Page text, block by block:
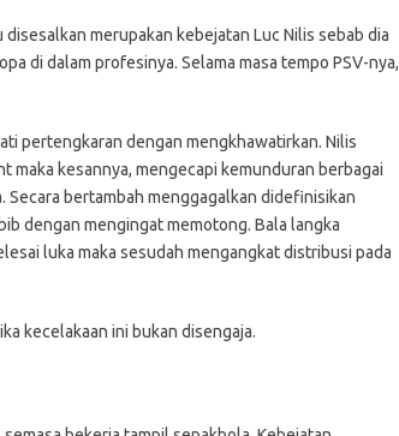
merupakan kebejatan Luc Nilis sebab dia
di dalam profesinya. Selama masa tempo PSV-nya,
pertengkaran dengan mengkhawatirkan. Nilis
maka kesannya, mengecapi kemunduran berbagai
bertambah menggagalkan didefinisikan
dengan mengingat memotong. Bala langka
luka maka sesudah mengangkat distribusi pada
kecelakaan ini bukan disengaja.